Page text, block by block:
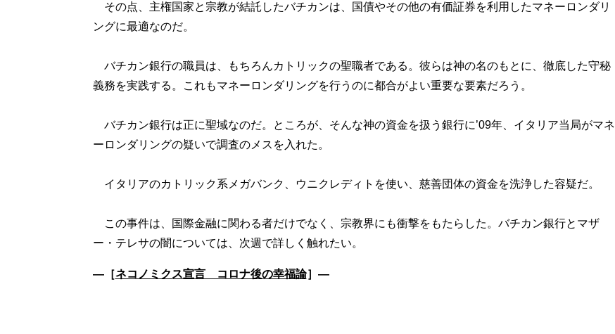
その点、主権国家と宗教が結託したバチカンは、国債やその他の有価証券を利用したマネーロンダリ
ングに最適なのだ。
バチカン銀行の職員は、もちろんカトリックの聖職者である。彼らは神の名のもとに、徹底した守秘
義務を実践する。これもマネーロンダリングを行うのに都合がよい重要な要素だろう。
バチカン銀行は正に聖域なのだ。ところが、そんな神の資金を扱う銀行に’09年、イタリア当局がマネ
ーロンダリングの疑いで調査のメスを入れた。
イタリアのカトリック系メガバンク、ウニクレディトを使い、慈善団体の資金を洗浄した容疑だ。
この事件は、国際金融に関わる者だけでなく、宗教界にも衝撃をもたらした。バチカン銀行とマザ
―［ネコノミクス宣言 コロナ後の幸福論］―